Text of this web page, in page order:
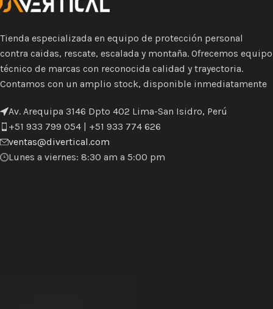
Tienda especializada en equipo de protección personal
contra caidas, rescate, escalada y montaña. Ofrecemos equipo
técnico de marcas con reconocida calidad y trayectoria.
Contamos con un amplio stock, disponible inmediatamente
Av. Arequipa 3146 Dpto 402 Lima-San Isidro, Perú
+51 933 799 054 | +51 933 774 626
ventas@divertical.com
Lunes a viernes: 8:30 am a 5:00 pm